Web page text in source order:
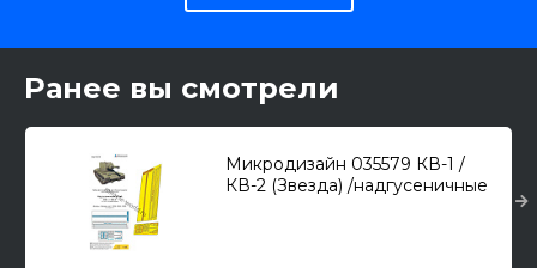
Ранее вы смотрели
Микродизайн 035579 КВ-1 /
КВ-2 (Звезда) /надгусеничные